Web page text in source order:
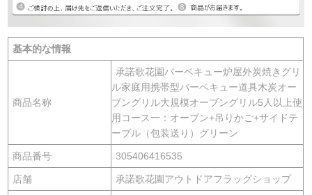
基本的な情報
商品名称
承諾歌花園バーベキュー炉屋外炭焼きグリ
ル家庭用携帯型バーベキュー道具木炭オー
ブングリル大規模オーブングリル5人以上使
用コース一：オーブン+吊りかご+サイドテ
ーブル（包装送り）グリーン
商品番号 305406416535
店舗 承諾歌花園アウトドアフラッグショップ